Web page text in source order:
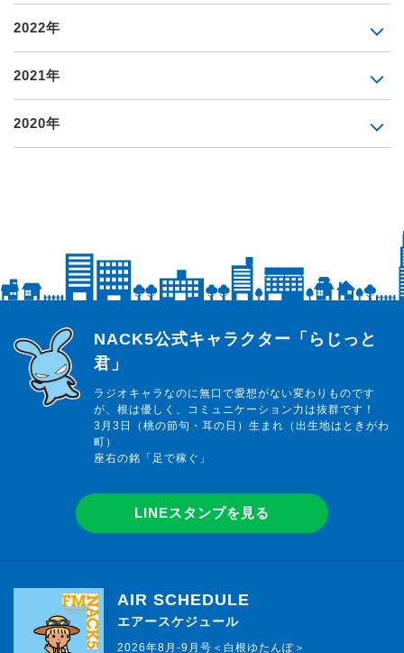
2022年
2021年
2020年
らじっと君
NACK5公式キャラクター「らじっと
君」
ラジオキャラなのに無口で愛想がない変わりものです
が、根は優しく、コミュニケーション力は抜群です！
3月3日（桃の節句・耳の日）生まれ（出生地はときがわ
町）
座右の銘「足で稼ぐ」
LINEスタンプを見る
AIR SCHEDULE
エアースケジュール
2026年8月-9月号＜白根ゆたんぽ＞